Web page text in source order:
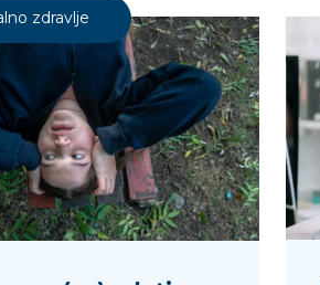
zdravlje